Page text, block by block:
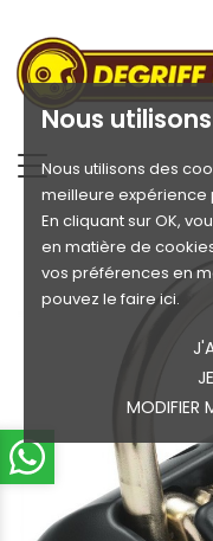
Nous
Nous utilisons des
meilleure expérience
En cliquant sur OK,
en matière de
vos préférences en
pouvez le faire ici.
MODIFIER